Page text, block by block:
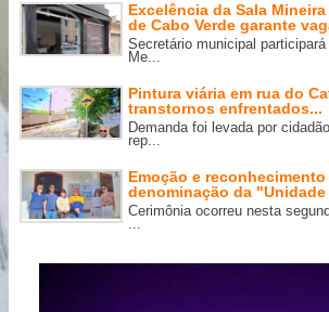
Excelência da Sala
de Cabo Verde garante
Secretário municipal
Me...
Pintura viária em rua do
transtornos enfrentados...
Demanda foi levada por
rep...
Emoção e
denominação da "Unidade
Cerimônia ocorreu nesta
...